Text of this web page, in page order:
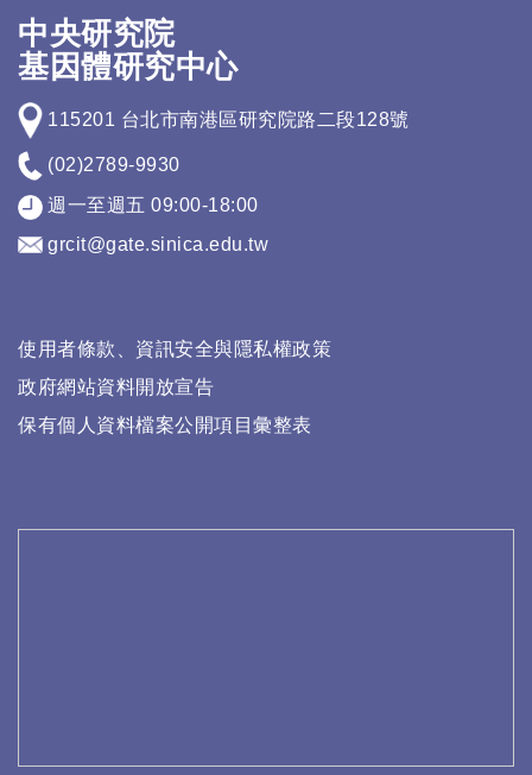
中央研究院
基因體研究中心
115201 台北市南港區研究院路二段128號
(02)2789-9930
週一至週五 09:00-18:00
grcit@gate.sinica.edu.tw
使用者條款、資訊安全與隱私權政策
政府網站資料開放宣告
保有個人資料檔案公開項目彙整表